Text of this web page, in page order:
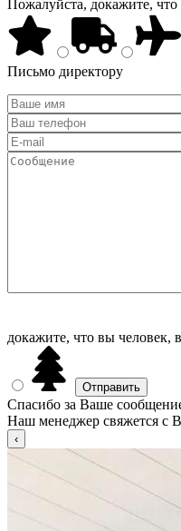
Пожалуйста, докажите,
Письмо директору
докажите, что вы человек,
Спасибо за Ваше
Наш менеджер свяжется с